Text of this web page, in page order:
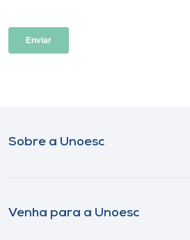
Sobre a Unoesc
Venha para a Unoesc